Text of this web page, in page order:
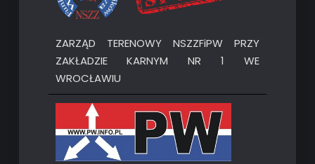
ZARZĄD TERENOWY NSZZFiPW PRZY
ZAKŁADZIE KARNYM NR 1 WE
WROCŁAWIU